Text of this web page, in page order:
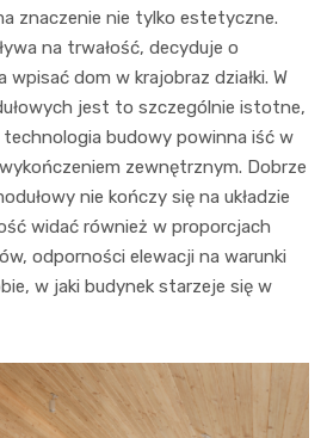
znaczenie nie tylko estetyczne.
na trwałość, decyduje o
wpisać dom w krajobraz działki. W
jest to szczególnie istotne,
budowy powinna iść w
zewnętrznym. Dobrze
nie kończy się na układzie
widać również w proporcjach
odporności elewacji na warunki
w jaki budynek starzeje się w